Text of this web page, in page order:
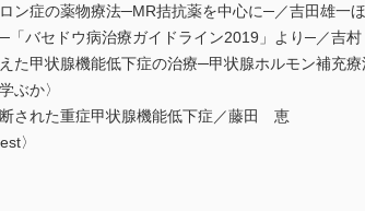
ン症の薬物療法─MR拮抗薬を中心に─／吉田雄一
「バセドウ病治療ガイドライン2019」より─／吉
た甲状腺機能低下症の治療─甲状腺ホルモン補充
ぶか〉
された重症甲状腺機能低下症／藤田 恵
〉